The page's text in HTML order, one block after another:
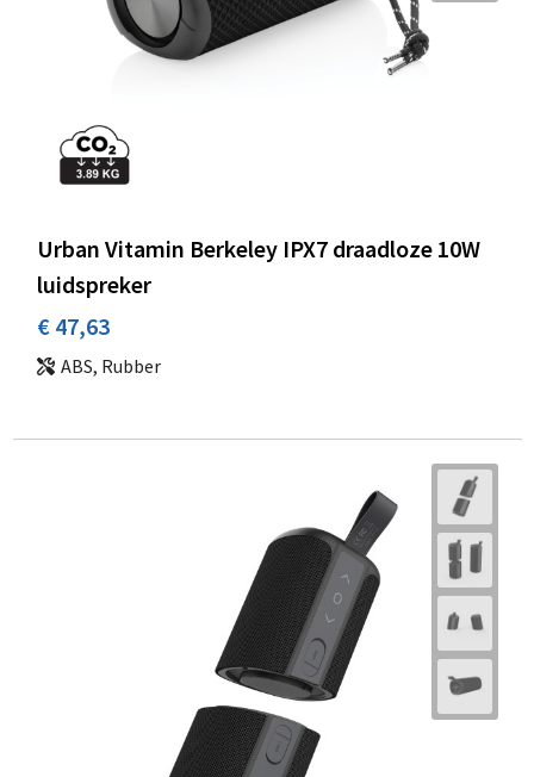
Urban Vitamin Berkeley IPX7 draadloze 10W
luidspreker
€ 47,63
ABS, Rubber